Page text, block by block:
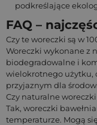
podkreślające
FAQ –
Czy te woreczki są w
Woreczki wykonane z
biodegradowalne i
wielokrotnego użytku,
przyjaznym dla
Czy naturalne
Tak, woreczki
temperaturze. Mogą